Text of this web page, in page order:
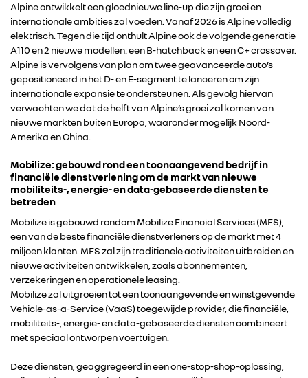
Alpine ontwikkelt een gloednieuwe line-up die zijn groei en
internationale ambities zal voeden. Vanaf 2026 is Alpine volledig
elektrisch. Tegen die tijd onthult Alpine ook de volgende generatie
A110 en 2 nieuwe modellen: een B-hatchback en een C+ crossover.
Alpine is vervolgens van plan om twee geavanceerde auto’s
gepositioneerd in het D- en E-segment te lanceren om zijn
internationale expansie te ondersteunen. Als gevolg hiervan
verwachten we dat de helft van Alpine’s groei zal komen van
nieuwe markten buiten Europa, waaronder mogelijk Noord-
Amerika en China.
Mobilize: gebouwd rond een toonaangevend bedrijf in
financiële dienstverlening om de markt van nieuwe
mobiliteits-, energie- en data-gebaseerde diensten te
betreden
Mobilize is gebouwd rondom Mobilize Financial Services (MFS),
een van de beste financiële dienstverleners op de markt met 4
miljoen klanten. MFS zal zijn traditionele activiteiten uitbreiden en
nieuwe activiteiten ontwikkelen, zoals abonnementen,
verzekeringen en operationele leasing.
Mobilize zal uitgroeien tot een toonaangevende en winstgevende
Vehicle-as-a-Service (VaaS) toegewijde provider, die financiële,
mobiliteits-, energie- en data-gebaseerde diensten combineert
met speciaal ontworpen voertuigen.
Deze diensten, geaggregeerd in een one-stop-shop-oplossing,